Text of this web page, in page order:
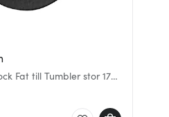
Fat till Tumbler stor 17